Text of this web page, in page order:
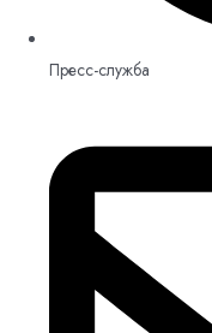
Пресс-служба